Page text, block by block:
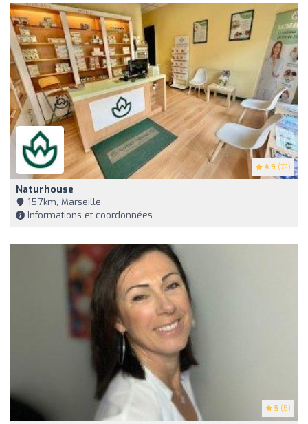
4.9 (72)
Naturhouse
15,7km, Marseille
Informations et coordonnées
5 (5)